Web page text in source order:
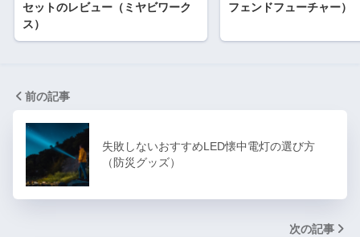
セットのレビュー（ミヤビワーク
ス）
フェンドフューチャー）
前の記事
失敗しないおすすめLED懐中電灯の選び方
（防災グッズ）
次の記事